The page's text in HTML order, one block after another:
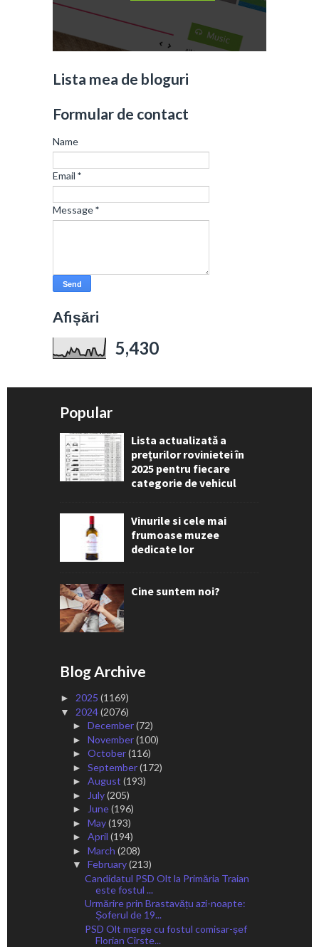
Lista mea de bloguri
Formular de contact
Name
Email *
Message*
Afișări
5,430
Popular
Lista actualizată a
prețurilor rovinietei în
2025 pentru fiecare
categorie de vehicul
Vinurile si cele mai
frumoase muzee
dedicate lor
Cine suntem noi?
Blog Archive
► 2025 (1169)
▼ 2024(2076)
► December(72)
► November(100)
► October(116)
► September(172)
► August (193)
► July(205)
► June(196)
► May(193)
► April (194)
► March (208)
▼ February(213)
Candidatul PSD Olt la Primăria Traian
este fostul ...
Urmărire prin Brastavățu azi-noapte:
Șoferul de 19...
PSD Olt merge cu fostul comisar-șef
Florian Cîrste...